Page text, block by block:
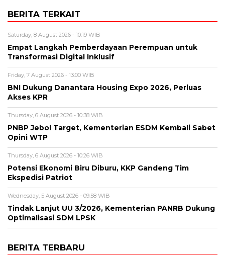
BERITA TERKAIT
Saturday, 8 August 2026 - 10:19 WIB
Empat Langkah Pemberdayaan Perempuan untuk
Transformasi Digital Inklusif
Friday, 7 August 2026 - 13:00 WIB
BNI Dukung Danantara Housing Expo 2026, Perluas
Akses KPR
Thursday, 6 August 2026 - 10:38 WIB
PNBP Jebol Target, Kementerian ESDM Kembali Sabet
Opini WTP
Thursday, 6 August 2026 - 10:26 WIB
Potensi Ekonomi Biru Diburu, KKP Gandeng Tim
Ekspedisi Patriot
Wednesday, 5 August 2026 - 09:58 WIB
Tindak Lanjut UU 3/2026, Kementerian PANRB Dukung
Optimalisasi SDM LPSK
BERITA TERBARU